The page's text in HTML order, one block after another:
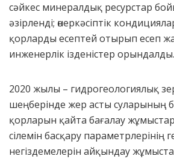
сәйкес минералдық ресурстар
әзірленді; өнеркәсіптік
қорларды есептей отырып есеп
инженерлік ізденістер орындалды.
2020 жылы – гидрогеологиялық
шеңберінде жер асты суларының
қорларын қайта бағалау
сілемін басқару параметрлерінің
негіздемелерін айқындау